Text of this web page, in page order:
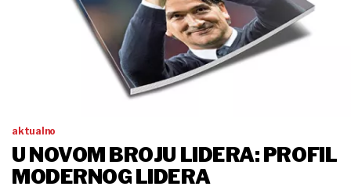
aktualno
U NOVOM BROJU LIDERA: PROFIL
MODERNOG LIDERA